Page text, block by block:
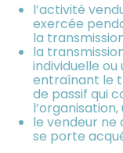
l’activité
exercée
la
la
individuelle
entraînant le
de passif qui
le vendeur ne
se porte